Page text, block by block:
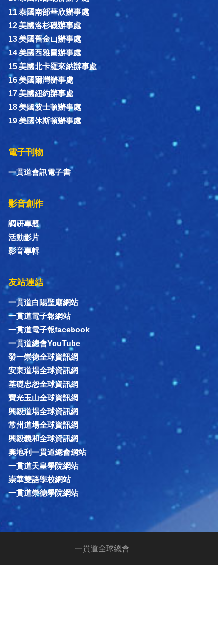
11.泰國南部華欣辦事處
12.美國洛杉磯辦事處
13.美國舊金山辦事處
14.美國西雅圖辦事處
15.美國北卡羅來納辦事處
16.美國爾灣辦事處
17.美國紐約辦事處
18.美國波士頓辦事處
19.美國休斯頓辦事處
電子刊物
一貫道會訊電子書
影音創作
調研專題
活動影片
影音專輯
友站連結
一貫道白陽聖廟網站
一貫道電子報網站
一貫道電子報facebook
一貫道總會YouTube
發一崇德全球資訊網
安東道場全球資訊網
基礎忠恕全球資訊網
寶光玉山全球資訊網
興毅道場全球資訊網
常州道場全球資訊網
興毅義和全球資訊網
奧地利一貫道總會網站
一貫道天皇學院網站
崇華雙語學校網站
一貫道崇德學院網站
一貫道全球總會